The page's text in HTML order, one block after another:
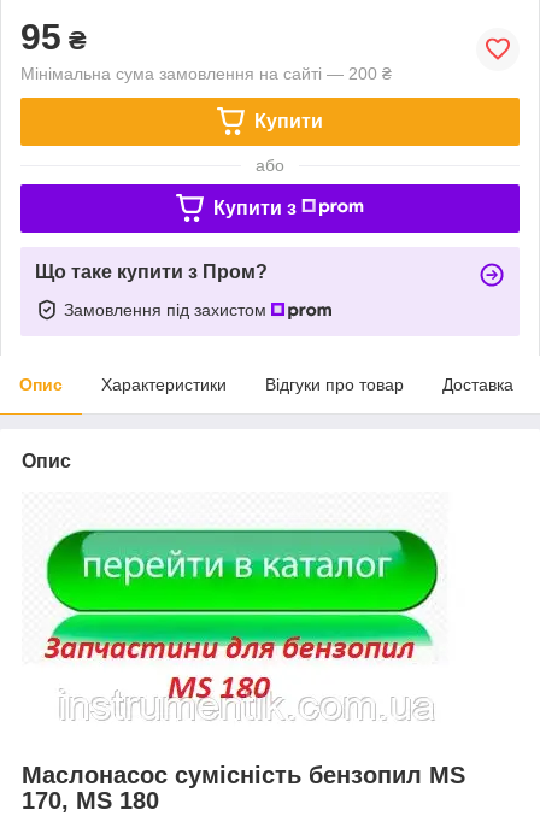
95 ₴
Мінімальна сума замовлення на сайті — 200 ₴
Купити
або
Купити з
Що таке купити з Пром?
Замовлення під захистом
Опис Характеристики Відгуки про товар Доставка
Опис
Маслонасос сумісність бензопил MS
170, MS 180